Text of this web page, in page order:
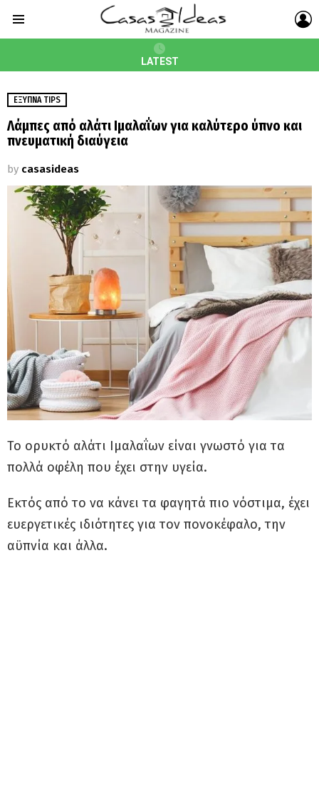
LATEST
ΈΞΥΠΝΑ TIPS
Λάμπες από αλάτι Ιμαλαΐων για καλύτερο ύπνο και
πνευματική διαύγεια
by casasideas
Το ορυκτό αλάτι Ιμαλαΐων είναι γνωστό για τα
πολλά οφέλη που έχει στην υγεία.
Εκτός από το να κάνει τα φαγητά πιο νόστιμα, έχει
ευεργετικές ιδιότητες για τον πονοκέφαλο, την
αϋπνία και άλλα.